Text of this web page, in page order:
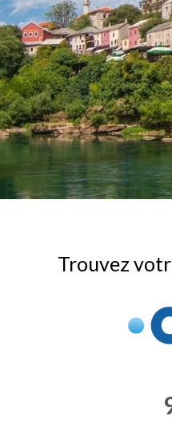
Trouvez